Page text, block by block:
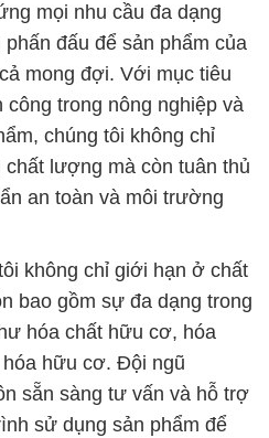
mọi nhu cầu đa dạng
đấu để sản phẩm của
mong đợi. Với mục tiêu
trong nông nghiệp và
chúng tôi không chỉ
lượng mà còn tuân thủ
an toàn và môi trường
không chỉ giới hạn ở chất
bao gồm sự đa dạng trong
hóa chất hữu cơ, hóa
hữu cơ. Đội ngũ
sẵn sàng tư vấn và hỗ trợ
sử dụng sản phẩm để